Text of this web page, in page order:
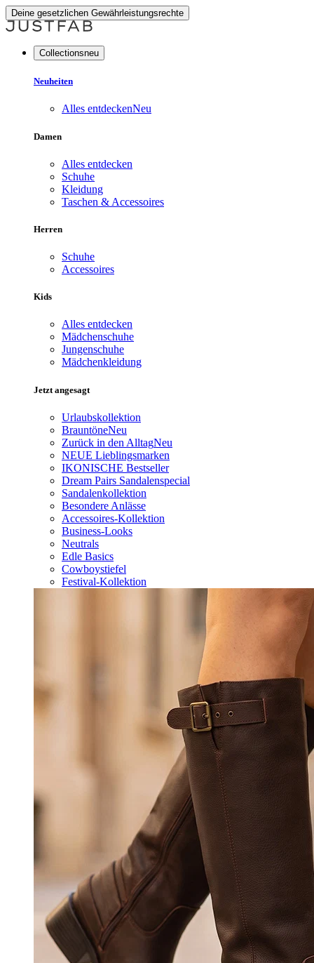
Deine gesetzlichen Gewährleistungsrechte
Collectionsneu
Neuheiten
Alles entdeckenNeu
Damen
Alles entdecken
Schuhe
Kleidung
Taschen & Accessoires
Herren
Schuhe
Accessoires
Kids
Alles entdecken
Mädchenschuhe
Jungenschuhe
Mädchenkleidung
Jetzt angesagt
Urlaubskollektion
BrauntöneNeu
Zurück in den AlltagNeu
NEUE Lieblingsmarken
IKONISCHE Bestseller
Dream Pairs Sandalenspecial
Sandalenkollektion
Besondere Anlässe
Accessoires-Kollektion
Business-Looks
Neutrals
Edle Basics
Cowboystiefel
Festival-Kollektion